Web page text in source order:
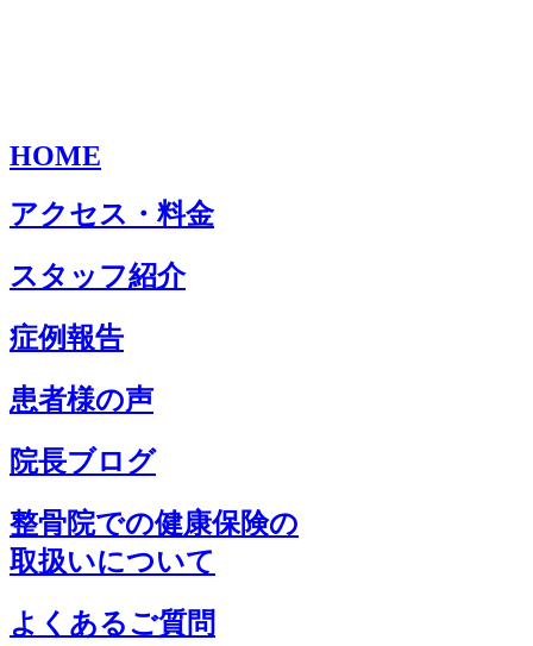
HOME
アクセス・料金
スタッフ紹介
症例報告
患者様の声
院長ブログ
整骨院での健康保険の
取扱いについて
よくあるご質問